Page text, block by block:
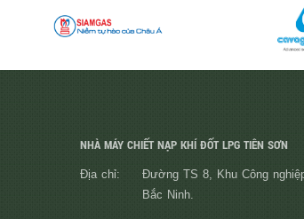
NHÀ MÁY CHIẾT NẠP KHÍ ĐỐT LPG TIÊN SƠN
Địa chỉ:
Đường TS 8, Khu Công
Bắc Ninh.